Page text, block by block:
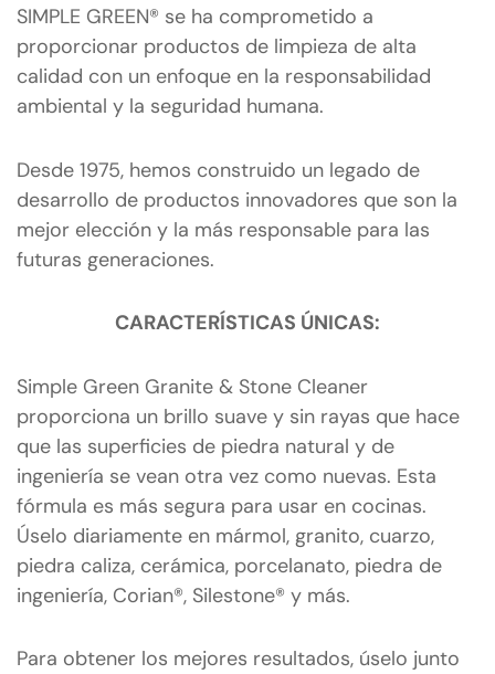
SIMPLE GREEN® se ha comprometido a
proporcionar productos de limpieza de alta
calidad con un enfoque en la responsabilidad
ambiental y la seguridad humana.
Desde 1975, hemos construido un legado de
desarrollo de productos innovadores que son la
mejor elección y la más responsable para las
futuras generaciones.
CARACTERÍSTICAS ÚNICAS:
Simple Green Granite & Stone Cleaner
proporciona un brillo suave y sin rayas que hace
que las superficies de piedra natural y de
ingeniería se vean otra vez como nuevas. Esta
fórmula es más segura para usar en cocinas.
Úselo diariamente en mármol, granito, cuarzo,
piedra caliza, cerámica, porcelanato, piedra de
ingeniería, Corian®, Silestone® y más.
Para obtener los mejores resultados, úselo junto